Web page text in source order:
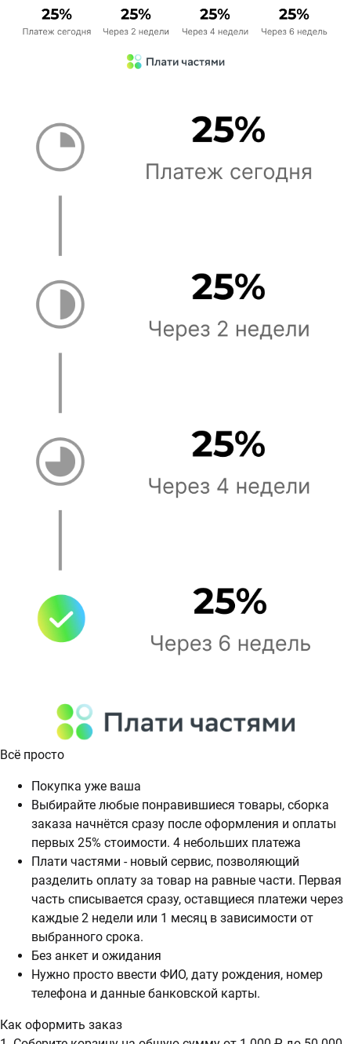
Всё просто
Покупка уже ваша
Выбирайте любые понравившиеся товары, сборка
заказа начнётся сразу после оформления и оплаты
первых 25% стоимости. 4 небольших платежа
Плати частями - новый сервис, позволяющий
разделить оплату за товар на равные части. Первая
часть списывается сразу, оставщиеся платежи через
каждые 2 недели или 1 месяц в зависимости от
выбранного срока.
Без анкет и ожидания
Нужно просто ввести ФИО, дату рождения, номер
телефона и данные банковской карты.
Как оформить заказ